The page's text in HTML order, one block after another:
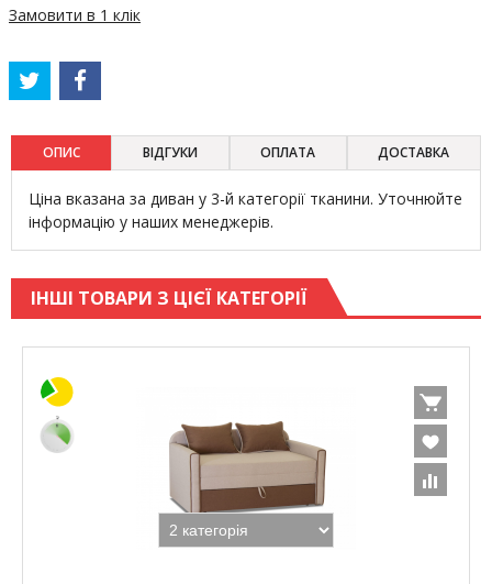
Замовити в 1 клік
ОПИС ВІДГУКИ ОПЛАТА ДОСТАВКА
Ціна вказана за диван у 3-й категорії тканини. Уточнюйте
інформацію у наших менеджерів.
ІНШІ ТОВАРИ З ЦІЄЇ КАТЕГОРІЇ